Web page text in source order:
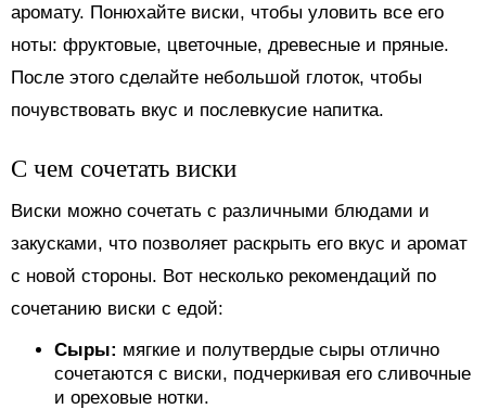
аромату. Понюхайте виски, чтобы уловить все его
ноты: фруктовые, цветочные, древесные и пряные.
После этого сделайте небольшой глоток, чтобы
почувствовать вкус и послевкусие напитка.
С чем сочетать виски
Виски можно сочетать с различными блюдами и
закусками, что позволяет раскрыть его вкус и аромат
с новой стороны. Вот несколько рекомендаций по
сочетанию виски с едой:
Сыры: мягкие и полутвердые сыры отлично
сочетаются с виски, подчеркивая его сливочные
и ореховые нотки.